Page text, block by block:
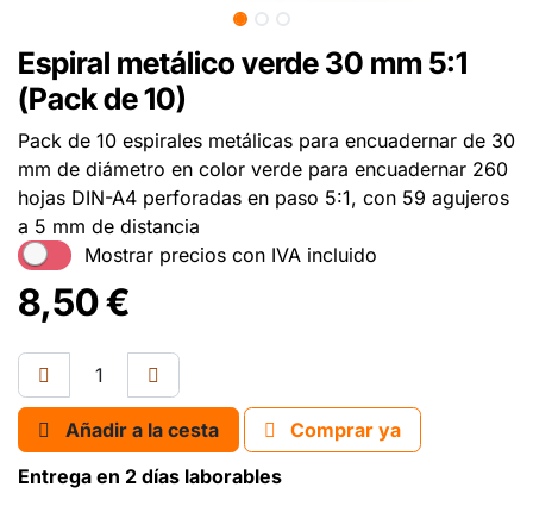
Espiral metálico verde 30 mm 5:1
(Pack de 10)
Pack de 10 espirales metálicas para encuadernar de 30
mm de diámetro en color verde para encuadernar 260
hojas DIN-A4 perforadas en paso 5:1, con 59 agujeros
a 5 mm de distancia
Mostrar precios con IVA incluido
8,50€
Añadir a la cesta
Comprar ya
Entrega en 2 días laborables